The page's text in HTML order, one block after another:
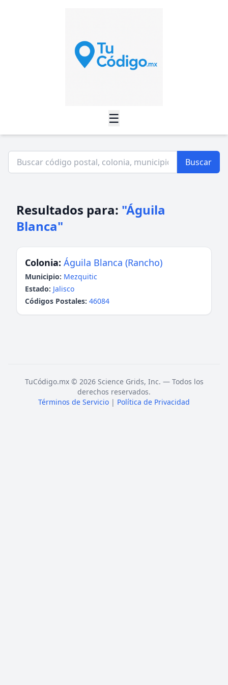
☰
Buscar
Resultados para: "Águila
Blanca"
Colonia: Águila Blanca (Rancho)
Municipio: Mezquitic
Estado: Jalisco
Códigos Postales: 46084
TuCódigo.mx © 2026 Science Grids, Inc. — Todos los
derechos reservados.
Términos de Servicio | Política de Privacidad